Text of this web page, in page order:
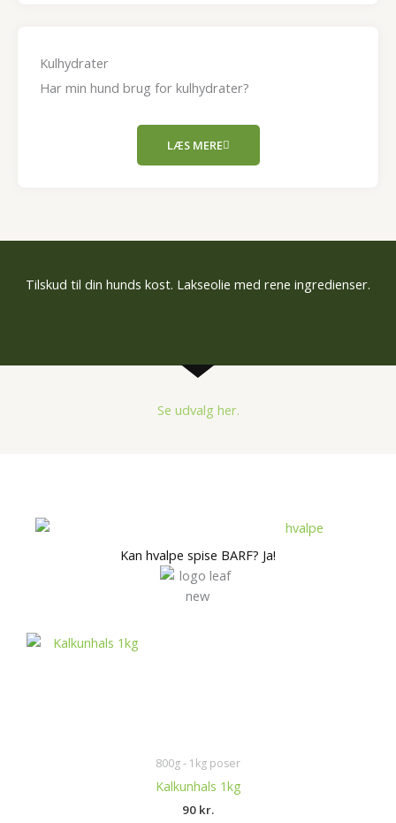
Kulhydrater
Har min hund brug for kulhydrater?
LÆS MERE
Tilskud til din hunds kost. Lakseolie med rene ingredienser.
Se udvalg her.
Kan hvalpe spise BARF? Ja!
800g - 1kg poser
Kalkunhals 1kg
90 kr.